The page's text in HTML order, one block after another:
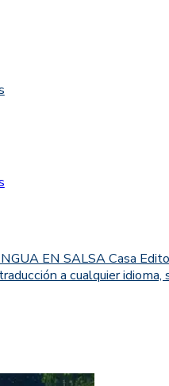
EN SALSA Casa
a cualquier